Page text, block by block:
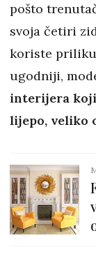
pošto
svoja četiri
koriste
ugodniji,
interijera
lijepo, veliko